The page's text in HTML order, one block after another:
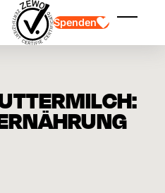
Spenden